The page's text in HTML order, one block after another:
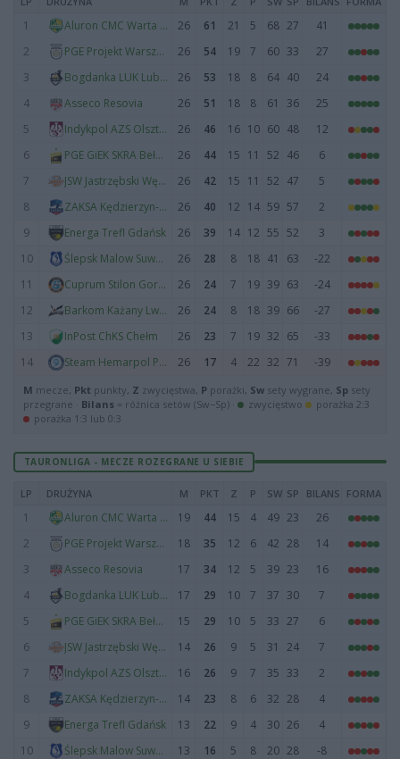
1 Aluron CMC Warta Zawiercie 26 61 21 5 68 27
41
2
PGE Projekt Warszawa 26 54 19 7 60 33
27
3
Bogdanka LUK Lublin 26 53 18 8 64 40
24
4
Asseco Resovia 26 51 18 8 61 36
25
5
Indykpol AZS Olsztyn 26 46 16 10 60 48
12
6
PGE GiEK SKRA Bełchatów 26 44 15 11 52 46
6
7
JSW Jastrzębski Węgiel 26 42 15 11 52 47
5
8
ZAKSA Kędzierzyn-Koźle 26 40 12 14 59 57
2
9
Energa Trefl Gdańsk 26 39 14 12 55 52
3
10
Ślepsk Malow Suwałki 26 28 8 18 41 63
-22
11
Cuprum Stilon Gorzów 26 24 7 19 39 63
-24
12
Barkom Każany Lwów 26 24 8 18 39 66
-27
13
InPost ChKS Chełm 26 23 7 19 32 65
-33
14
Steam Hemarpol Politechnika Częstochowa 26 17 4 22 32 71 -39
M mecze, Pkt punkty, Z zwycięstwa, P porażki, Sw sety wygrane, Sp sety
przegrane · Bilans = różnica setów (Sw−Sp) · zwycięstwo
porażka 2:3
porażka 1:3 lub 0:3
TAURONLIGA - MECZE ROZEGRANE U SIEBIE
LP DRUŻYNA M PKT Z P SW SP BILANS FORMA
1 Aluron CMC Warta Zawiercie 19 44 15 4 49 23
26
2
PGE Projekt Warszawa 18 35 12 6 42 28
14
3
Asseco Resovia 17 34 12 5 39 23
16
4
Bogdanka LUK Lublin 17 29 10 7 37 30
7
5
PGE GiEK SKRA Bełchatów 15 29 10 5 33 27
6
6
JSW Jastrzębski Węgiel 14 26 9 5 31 24
7
7
Indykpol AZS Olsztyn 16 26 9 7 35 33
2
8
ZAKSA Kędzierzyn-Koźle 14 23 8 6 32 28
4
9
Energa Trefl Gdańsk 13 22 9 4 30 26
4
10
Ślepsk Malow Suwałki 13 16 5 8 20 28 -8